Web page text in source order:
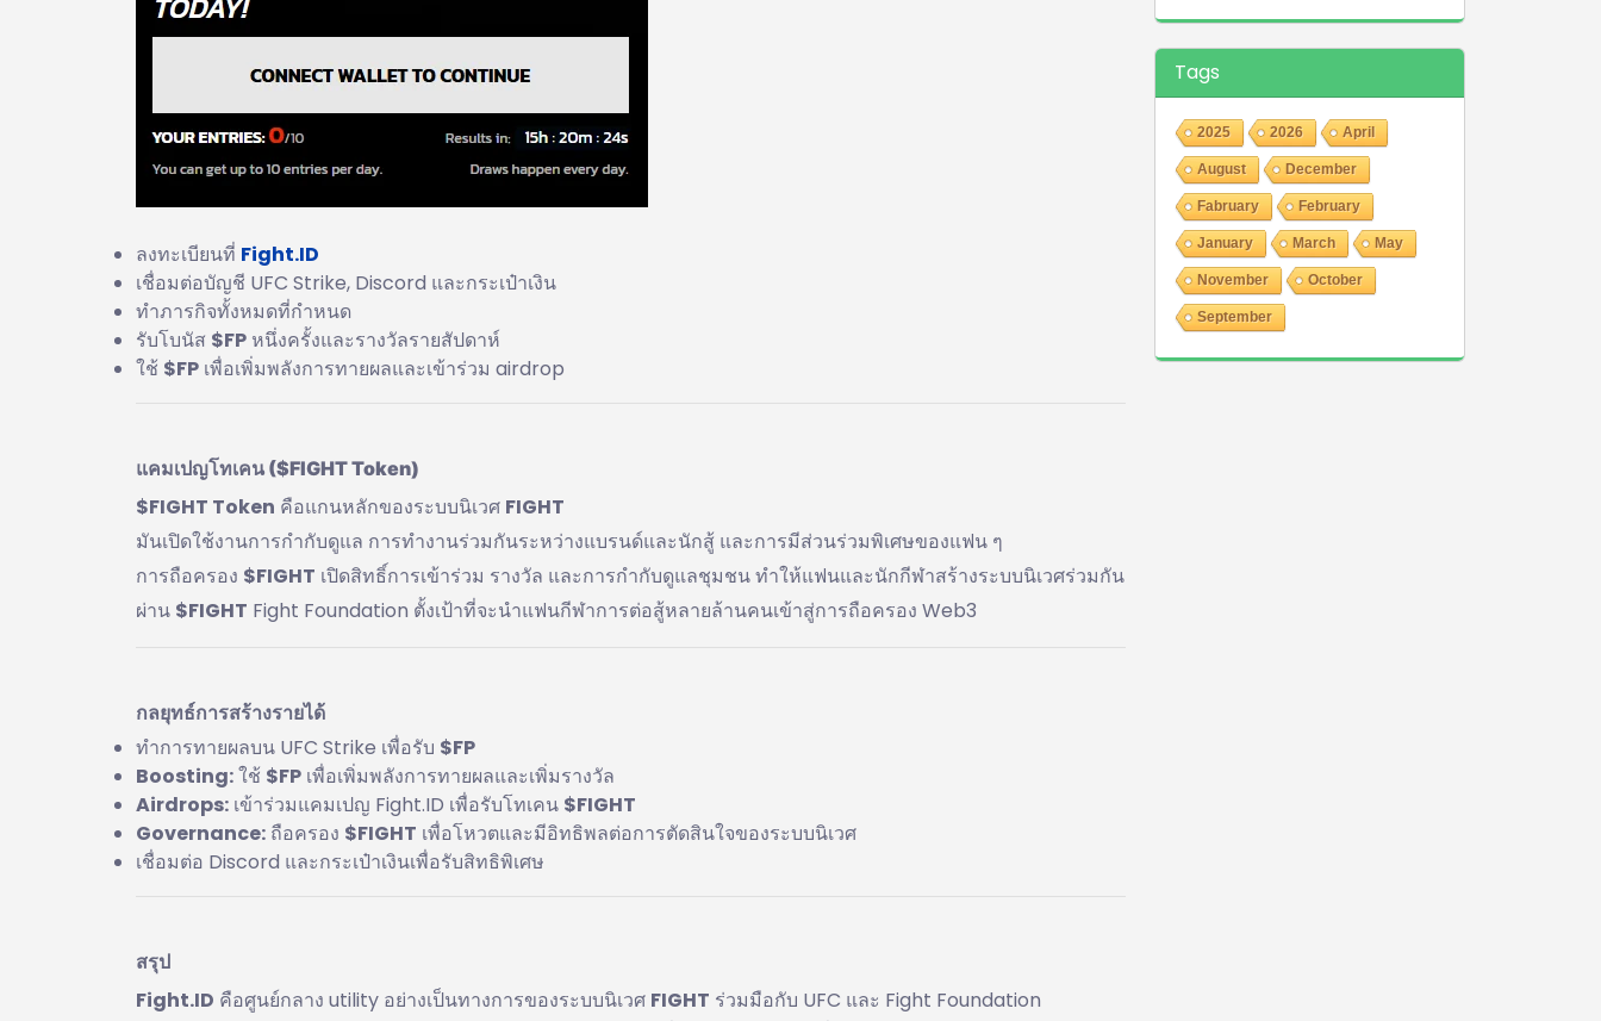
ลงทะเบียนที่ Fight.ID
เชื่อมต่อบัญชี UFC Strike, Discord และกระเป๋าเงิน
ทำภารกิจทั้งหมดที่กำหนด
รับโบนัส $FP หนึ่งครั้งและรางวัลรายสัปดาห์
ใช้ $FP เพื่อเพิ่มพลังการทายผลและเข้าร่วม airdrop
แคมเปญโทเคน ($FIGHT Token)
$FIGHT Token คือแกนหลักของระบบนิเวศ FIGHT
มันเปิดใช้งานการกำกับดูแล การทำงานร่วมกันระหว่างแบรนด์และนักสู้ และการมีส่วนร่วมพิเศษของแฟน ๆ
การถือครอง $FIGHT เปิดสิทธิ์การเข้าร่วม รางวัล และการกำกับดูแลชุมชน ทำให้แฟนและนักกีฬาสร้างระบบนิเวศร่วมกัน
ผ่าน $FIGHT Fight Foundation ตั้งเป้าที่จะนำแฟนกีฬาการต่อสู้หลายล้านคนเข้าสู่การถือครอง Web3
กลยุทธ์การสร้างรายได้
ทำการทายผลบน UFC Strike เพื่อรับ $FP
Boosting:ใช้ $FP เพื่อเพิ่มพลังการทายผลและเพิ่มรางวัล
Airdrops: เข้าร่วมแคมเปญ Fight.ID เพื่อรับโทเคน $FIGHT
Governance: ถือครอง $FIGHT เพื่อโหวตและมีอิทธิพลต่อการตัดสินใจของระบบนิเวศ
เชื่อมต่อ Discord และกระเป๋าเงินเพื่อรับสิทธิพิเศษ
สรุป
Fight.ID คือศูนย์กลาง utility อย่างเป็นทางการของระบบนิเวศ FIGHT ร่วมมือกับ UFC และ Fight Foundation
Tags
2025 2026 April
August December
Fabruary February
January March May
November October
September